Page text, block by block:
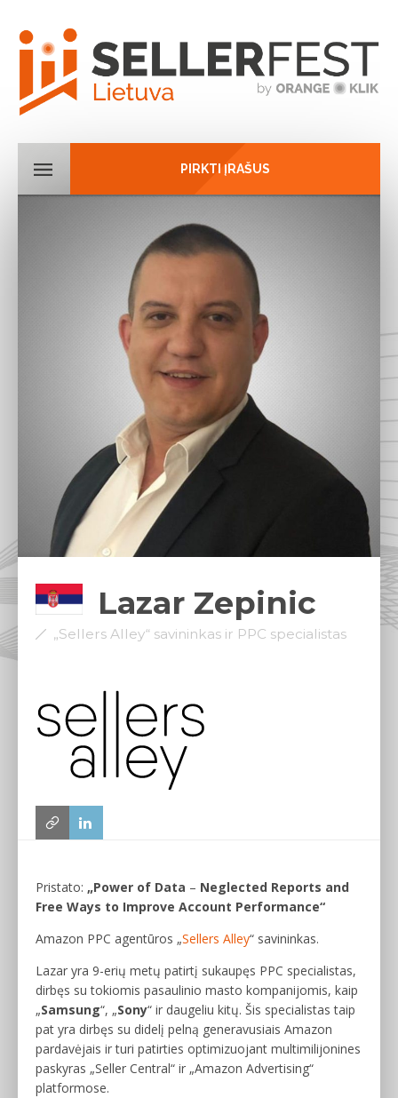
PIRKTI ĮRAŠUS
Lazar Zepinic
„Sellers Alley“ savininkas ir PPC specialistas
Pristato: „Power of Data – Neglected Reports and
Free Ways to Improve Account Performance“
Amazon PPC agentūros „Sellers Alley“ savininkas.
Lazar yra 9-erių metų patirtį sukaupęs PPC specialistas,
dirbęs su tokiomis pasaulinio masto kompanijomis, kaip
„Samsung“, „Sony“ ir daugeliu kitų. Šis specialistas taip
pat yra dirbęs su didelį pelną generavusiais Amazon
pardavėjais ir turi patirties optimizuojant multimilijonines
paskyras „Seller Central“ ir „Amazon Advertising“
platformose.